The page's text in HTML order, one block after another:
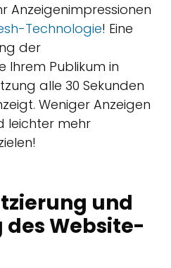
Anzeigenimpressionen
Technologie! Eine
der
Ihrem Publikum in
alle 30 Sekunden
Weniger Anzeigen
leichter mehr
und
Website-